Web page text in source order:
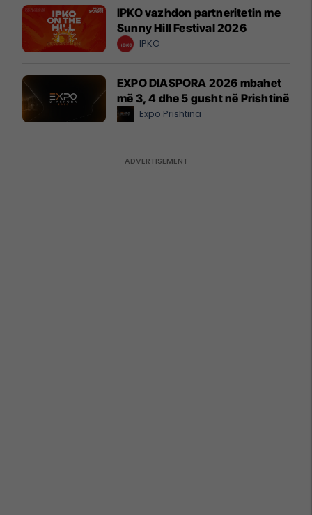
IPKO vazhdon partneritetin me
Sunny Hill Festival 2026
IPKO
EXPO DIASPORA 2026 mbahet
më 3, 4 dhe 5 gusht në Prishtinë
Expo Prishtina